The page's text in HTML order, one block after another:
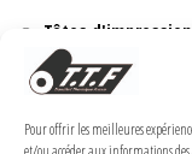
Pour offrir les meilleures
Têtes d'impression